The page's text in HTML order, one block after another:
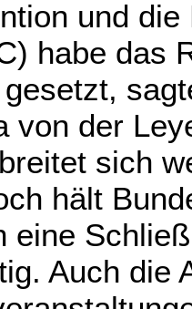
und
habe das
gesetzt,
von der
sich
hält
eine
Auch die